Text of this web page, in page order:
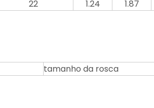
22 1.24 1.87
tamanho da rosca